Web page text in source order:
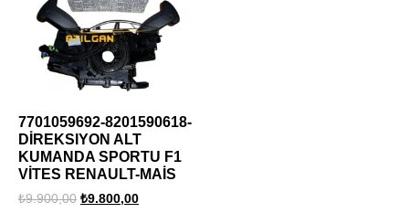
7701059692-8201590618-
DİREKSIYON ALT
KUMANDA SPORTU F1
VİTES RENAULT-MAİS
₺9.900,00 ₺9.800,00